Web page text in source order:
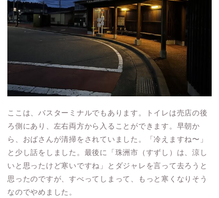
ここは、バスターミナルでもあります。トイレは売店の後
ろ側にあり、左右両方から入ることができます。早朝か
ら、おばさんが清掃をされていました。「冷えますね〜」
と少し話をしました。最後に「珠洲市（すずし）は、涼し
いと思ったけど寒いですね」とダジャレを言って去ろうと
思ったのですが、すべってしまって、もっと寒くなりそう
なのでやめました。